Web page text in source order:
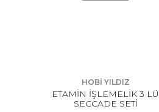
HOBİ YILDIZ
ETAMİN İŞLEMELİK 3 LÜ
SECCADE SETİ